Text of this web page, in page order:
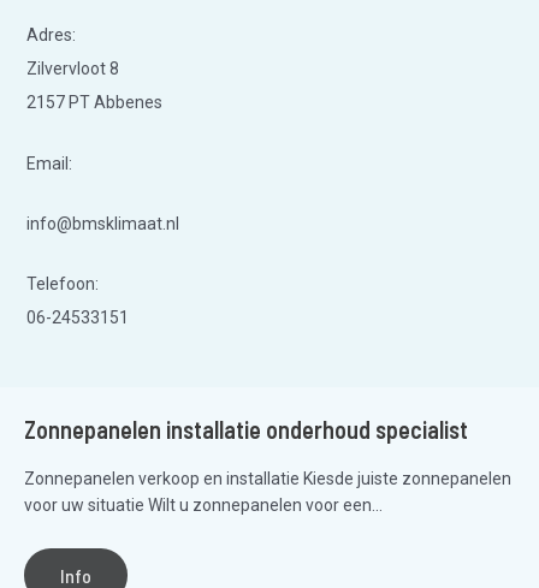
Adres:
Zilvervloot 8
2157 PT Abbenes
Email:
info@bmsklimaat.nl
Telefoon:
06-24533151
Zonnepanelen installatie onderhoud specialist
Zonnepanelen verkoop en installatie Kiesde juiste zonnepanelen
voor uw situatie Wilt u zonnepanelen voor een...
Info